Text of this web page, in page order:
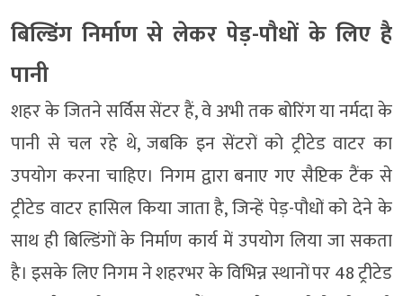
बिल्डिंग निर्माण से लेकर पेड़-पौधों के लिए है
पानी
शहर के जितने सर्विस सेंटर हैं, वे अभी तक बोरिंग या नर्मदा के
पानी से चल रहे थे, जबकि इन सेंटरों को ट्रीटेड वाटर का
उपयोग करना चाहिए। निगम द्वारा बनाए गए सैप्टिक टैंक से
ट्रीटेड वाटर हासिल किया जाता है, जिन्हें पेड़-पौधों को देने के
साथ ही बिल्डिंगों के निर्माण कार्य में उपयोग लिया जा सकता
है। इसके लिए निगम ने शहरभर के विभिन्न स्थानों पर 48 ट्रीटेड